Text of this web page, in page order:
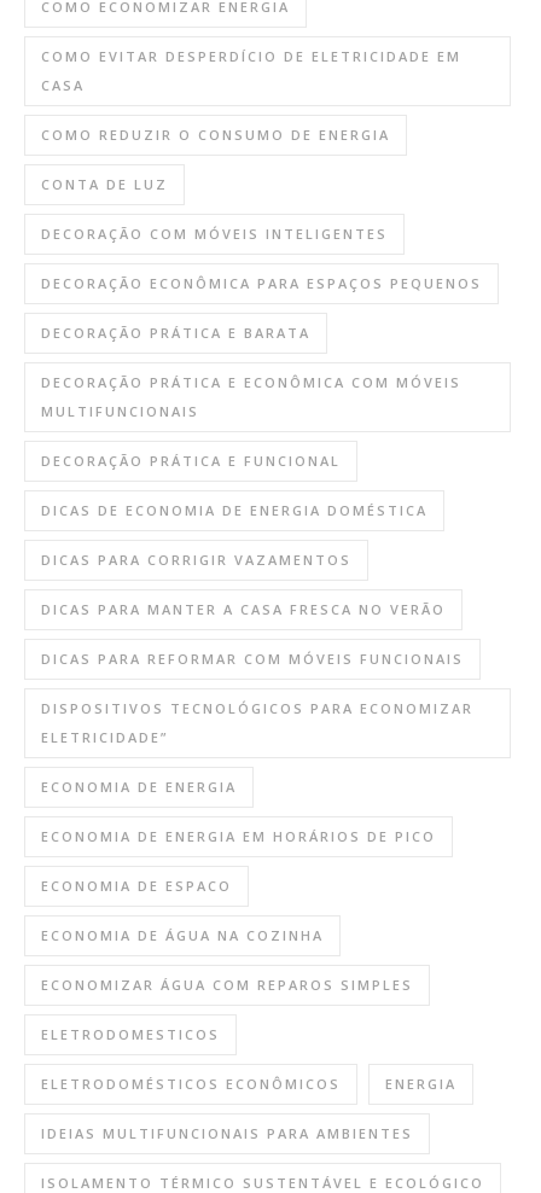
COMO ECONOMIZAR ENERGIA
COMO EVITAR DESPERDÍCIO DE ELETRICIDADE EM
CASA
COMO REDUZIR O CONSUMO DE ENERGIA
CONTA DE LUZ
DECORAÇÃO COM MÓVEIS INTELIGENTES
DECORAÇÃO ECONÔMICA PARA ESPAÇOS PEQUENOS
DECORAÇÃO PRÁTICA E BARATA
DECORAÇÃO PRÁTICA E ECONÔMICA COM MÓVEIS
MULTIFUNCIONAIS
DECORAÇÃO PRÁTICA E FUNCIONAL
DICAS DE ECONOMIA DE ENERGIA DOMÉSTICA
DICAS PARA CORRIGIR VAZAMENTOS
DICAS PARA MANTER A CASA FRESCA NO VERÃO
DICAS PARA REFORMAR COM MÓVEIS FUNCIONAIS
DISPOSITIVOS TECNOLÓGICOS PARA ECONOMIZAR
ELETRICIDADE”
ECONOMIA DE ENERGIA
ECONOMIA DE ENERGIA EM HORÁRIOS DE PICO
ECONOMIA DE ESPACO
ECONOMIA DE ÁGUA NA COZINHA
ECONOMIZAR ÁGUA COM REPAROS SIMPLES
ELETRODOMESTICOS
ELETRODOMÉSTICOS ECONÔMICOS ENERGIA
IDEIAS MULTIFUNCIONAIS PARA AMBIENTES
ISOLAMENTO TÉRMICO SUSTENTÁVEL E ECOLÓGICO